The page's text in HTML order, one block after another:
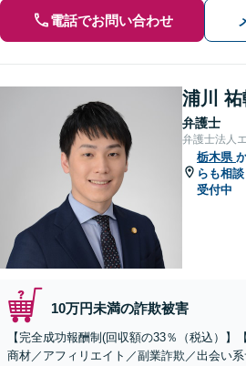
電話でお問い合わせ
浦川 祐
弁護士
弁護士法人
栃木県
らも相談
受付中
10万円未満の詐欺被害
【完全成功報酬制(回収額の33％（税込）】
商材／アフィリエイト／副業詐欺／出会い